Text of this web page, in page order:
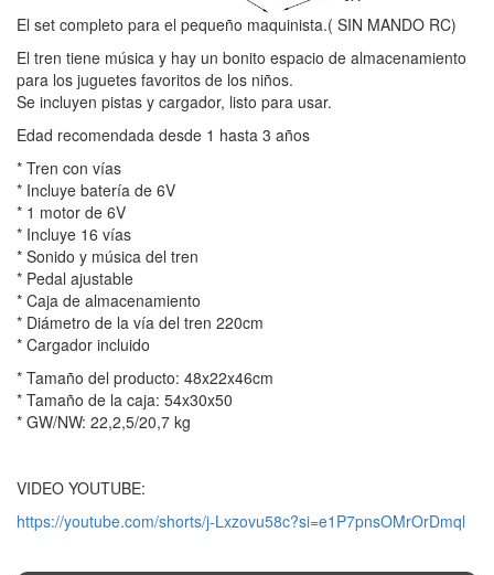
El set completo para el pequeño maquinista.( SIN MANDO RC)
El tren tiene música y hay un bonito espacio de almacenamiento
para los juguetes favoritos de los niños.
Se incluyen pistas y cargador, listo para usar.
Edad recomendada desde 1 hasta 3 años
* Tren con vías
* Incluye batería de 6V
* 1 motor de 6V
* Incluye 16 vías
* Sonido y música del tren
* Pedal ajustable
* Caja de almacenamiento
* Diámetro de la vía del tren 220cm
* Cargador incluido
* Tamaño del producto: 48x22x46cm
* Tamaño de la caja: 54x30x50
* GW/NW: 22,2,5/20,7 kg
VIDEO YOUTUBE:
https://youtube.com/shorts/j-Lxzovu58c?si=e1P7pnsOMrOrDmql